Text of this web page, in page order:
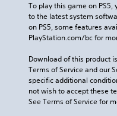
To play this game on
to the latest system
on PS5, some features
PlayStation.com/bc for
Download of this product
Terms of Service and our
specific additional
not wish to accept these
See Terms of Service for